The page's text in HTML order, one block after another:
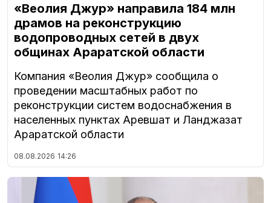
«Веолия Джур» направила 184 млн
драмов на реконструкцию
водопроводных сетей в двух
общинах Араратской области
Компания «Веолия Джур» сообщила о
проведении масштабных работ по
реконструкции систем водоснабжения в
населенных пунктах Аревшат и Ланджазат
Араратской области
08.08.2026 14:26